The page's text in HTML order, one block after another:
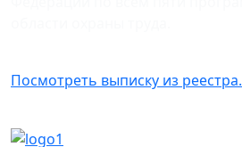
Посмотреть выписку из реестра.